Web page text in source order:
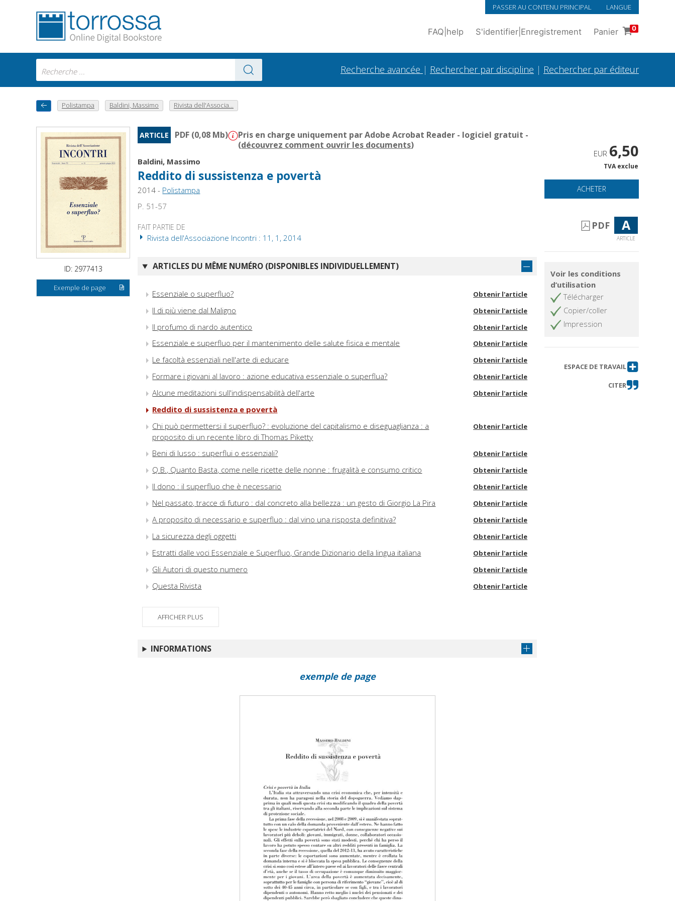
PASSER AU CONTENU PRINCIPAL LANGUE
FAQ help S'identifier Enregistrement Panier 0
Recherche avancée | Rechercher par discipline | Rechercher par éditeur
Polistampa Baldini, Massimo Rivista dell'Associa...
ID: 2977413
Exemple de page
ARTICLE PDF (0,08 Mb)
Pris en charge uniquement par Adobe Acrobat Reader - logiciel gratuit -
(découvrez comment ouvrir les documents)
Baldini, Massimo
Reddito di sussistenza e povertà
2014 - Polistampa
P. 51-57
FAIT PARTIE DE
Rivista dell'Associazione Incontri : 11, 1, 2014
ARTICLES DU MÊME NUMÉRO (DISPONIBLES INDIVIDUELLEMENT)
Essenziale o superfluo? Obtenir l'article
Il di più viene dal Maligno Obtenir l'article
Il profumo di nardo autentico Obtenir l'article
Essenziale e superfluo per il mantenimento delle salute fisica e mentale Obtenir l'article
Le facoltà essenziali nell'arte di educare Obtenir l'article
Formare i giovani al lavoro : azione educativa essenziale o superflua? Obtenir l'article
Alcune meditazioni sull'indispensabilità dell'arte Obtenir l'article
Reddito di sussistenza e povertà
Chi può permettersi il superfluo? : evoluzione del capitalismo e diseguaglianza : a
proposito di un recente libro di Thomas Piketty
Obtenir l'article
Beni di lusso : superflui o essenziali? Obtenir l'article
Q.B., Quanto Basta, come nelle ricette delle nonne : frugalità e consumo critico Obtenir l'article
Il dono : il superfluo che è necessario Obtenir l'article
Nel passato, tracce di futuro : dal concreto alla bellezza : un gesto di Giorgio La Pira Obtenir l'article
A proposito di necessario e superfluo : dal vino una risposta definitiva? Obtenir l'article
La sicurezza degli oggetti Obtenir l'article
Estratti dalle voci Essenziale e Superfluo, Grande Dizionario della lingua italiana Obtenir l'article
Gli Autori di questo numero Obtenir l'article
Questa Rivista Obtenir l'article
AFFICHER PLUS
INFORMATIONS
EUR 6,50
TVA exclue
ACHETER
PDF A
ARTICLE
Voir les conditions
d’utilisation
Télécharger
Copier/coller
Impression
ESPACE DE TRAVAIL
CITER
exemple de page